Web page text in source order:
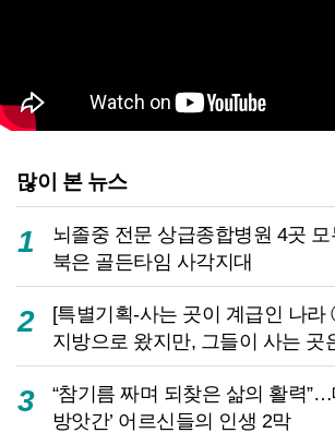
많이 본 뉴스
1
뇌졸중 전문 상급종합병원 4곳
북은 골든타임 사각지대
2
[특별기획-사는 곳이 계급인 나
지방으로 왔지만, 그들이 사는 곳
3
“참기름 짜며 되찾은 삶의 활력”…
방앗간’ 어르신들의 인생 2막